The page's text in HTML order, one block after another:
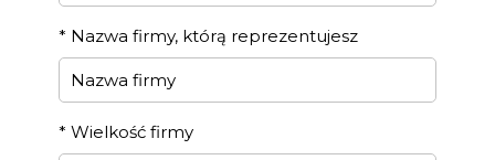
* Nazwa firmy, którą reprezentujesz
* Wielkość firmy